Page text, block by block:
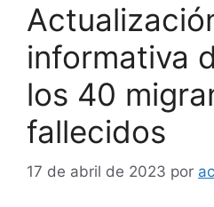
informativa
los 40
fallecidos
17 de abril de 2023 por